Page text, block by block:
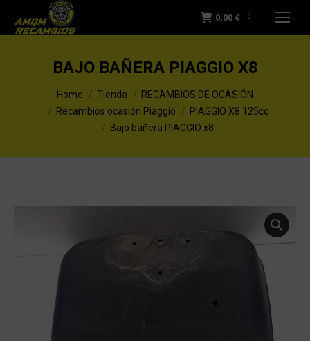
0,00 € 0
BAJO BAÑERA PIAGGIO X8
You are here:Home Tienda
RECAMBIOS DE OCASIÓN
Recambios ocasión Piaggio
PIAGGIO X8 125cc
Bajo bañera PIAGGIO x8